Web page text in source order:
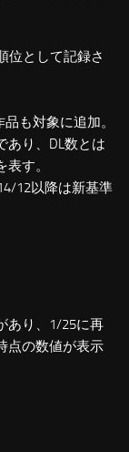
位として記録さ
も対象に追加。
あり、DL数とは
す。
12以降は新基準
あり、1/25に再
点の数値が表示